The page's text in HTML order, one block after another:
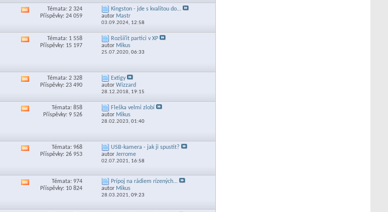
Zobrazit
této
Témata: 2 324
Příspěvky: 24 059
Kingston - jde s kvalitou do...
autor Mastr
03.09.2024, 12:58
Zobrazit
sekce
Témata: 1 558
Příspěvky: 15 197
Rozšířit partici v XP
autor Mikus
25.07.2020,06:33
Zobrazit
této
Témata: 2 328
Příspěvky: 23 490
Extigy
autorWizzard
28.12.2018, 19:15
sekce
Témata: 858
Příspěvky: 9 526
Fleška velmi zlobí
autor Mikus
28.02.2023,01:40
Témata: 968
Příspěvky: 26 953
USB-kamera - jak ji spustit?
autorJerrome
02.07.2021, 16:58
Témata: 974
Příspěvky: 10 824
Prípoj na rádiem rízených...
autor Mikus
28.03.2021,09:23